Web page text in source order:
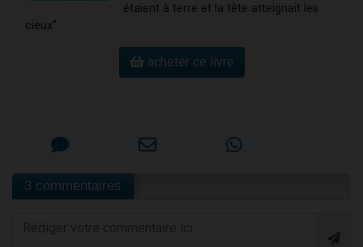
étaient à terre et la tête atteignait les
cieux”
acheter ce livre
3 commentaires